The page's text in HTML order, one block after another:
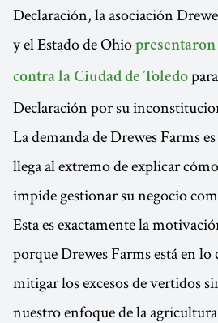
Declaración, la asociación
y el Estado de Ohio presentaron
contra la Ciudad de Toledo
Declaración por su
La demanda de Drewes Farms
llega al extremo de explicar
impide gestionar su negocio
Esta es exactamente la
porque Drewes Farms está en lo
mitigar los excesos de vertidos
nuestro enfoque de la